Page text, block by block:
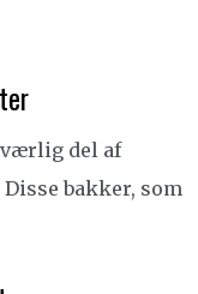
del af
bakker, som